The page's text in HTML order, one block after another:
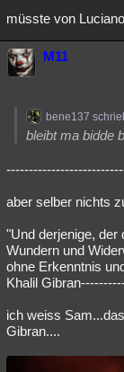
Besucht
müsste von
M11
bene137
bleibt ma bidde
aber selber nichts
"Und derjenige, der
Wundern und
ohne Erkenntnis
Khalil
ich weiss
Gibran....